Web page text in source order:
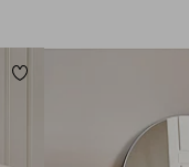
Legg til favoritter